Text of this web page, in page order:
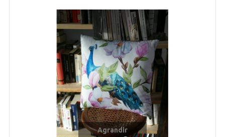
Agrandir